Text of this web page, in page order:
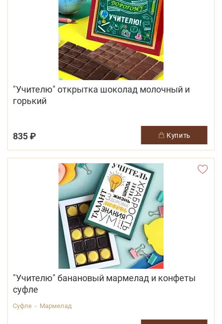
"Учителю" открытка шоколад молочный и
горький
835 ₽ купить
"Учителю" банановый мармелад и конфеты
суфле
Суфле - Мармелад